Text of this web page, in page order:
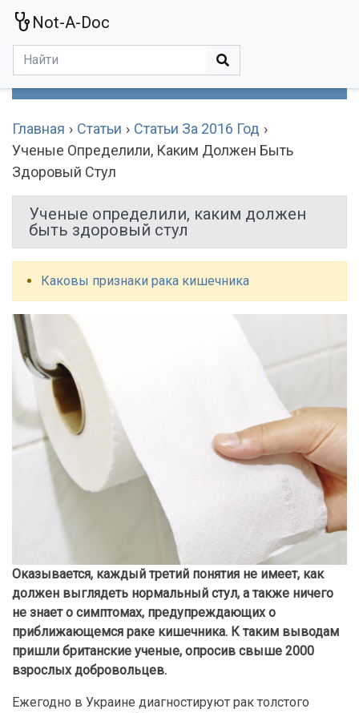
Not-A-Doc
Главная Статьи
Статьи За 2016 Год
Ученые Определили, Каким Должен Быть
Здоровый Стул
Ученые определили, каким должен
быть здоровый стул
Каковы признаки рака кишечника
Оказывается, каждый третий понятия не имеет, как
должен выглядеть нормальный стул, а также ничего
не знает о симптомах, предупреждающих о
приближающемся раке кишечника. К таким выводам
пришли британские ученые, опросив свыше 2000
взрослых добровольцев.
Ежегодно в Украине диагностируют рак толстого